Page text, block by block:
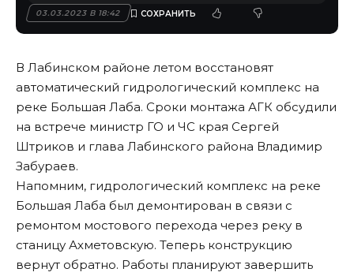
03.03.2023 В 18:42
В Лабинском районе летом восстановят
автоматический гидрологический комплекс на
реке Большая Лаба. Сроки монтажа АГК обсудили
на встрече министр ГО и ЧС края Сергей
Штриков и глава Лабинского района Владимир
Забураев.
Напомним, гидрологический комплекс на реке
Большая Лаба был демонтирован в связи с
ремонтом мостового перехода через реку в
станицу Ахметовскую. Теперь конструкцию
вернут обратно. Работы планируют завершить